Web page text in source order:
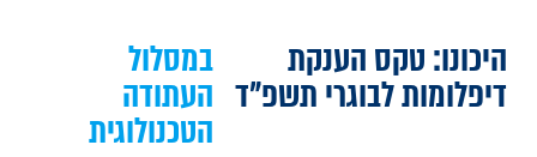
היכונו: טקס הענקת
דיפלומות לבוגרי תשפ"ד
במסלול
העתודה
הטכנולוגית